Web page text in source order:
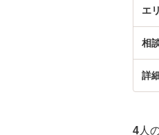
相談
エ
相
詳
4 人